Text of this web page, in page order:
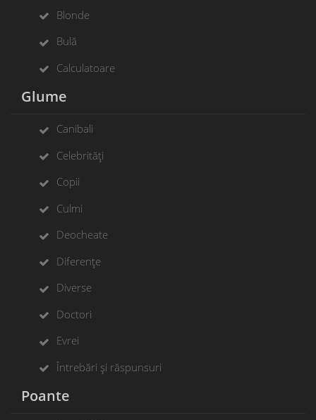
Blonde
Bulă
Calculatoare
Glume
Canibali
Celebrități
Copii
Culmi
Deocheate
Diferențe
Diverse
Doctori
Evrei
Întrebări și răspunsuri
Poante